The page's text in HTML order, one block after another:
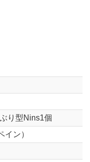
り型Nins1個
イン）